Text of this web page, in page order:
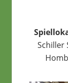
Schiller